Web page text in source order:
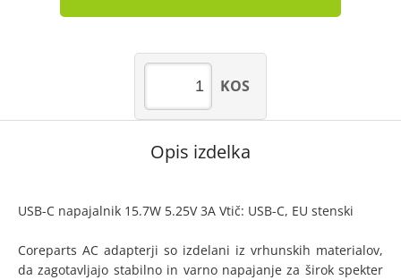
KOS
Opis izdelka
USB-C napajalnik 15.7W 5.25V 3A Vtič: USB-C, EU stenski
Coreparts AC adapterji so izdelani iz vrhunskih materialov,
da zagotavljajo stabilno in varno napajanje za širok spekter